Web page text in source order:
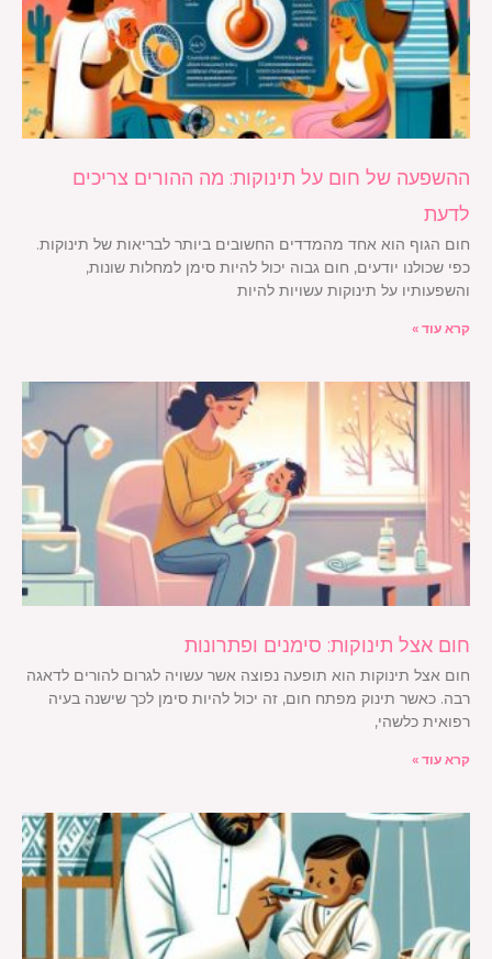
ההשפעה של חום על תינוקות: מה ההורים צריכים
לדעת
חום הגוף הוא אחד מהמדדים החשובים ביותר לבריאות של תינוקות.
כפי שכולנו יודעים, חום גבוה יכול להיות סימן למחלות שונות,
והשפעותיו על תינוקות עשויות להיות
קרא עוד »
חום אצל תינוקות: סימנים ופתרונות
חום אצל תינוקות הוא תופעה נפוצה אשר עשויה לגרום להורים לדאגה
רבה. כאשר תינוק מפתח חום, זה יכול להיות סימן לכך שישנה בעיה
רפואית כלשהי,
קרא עוד »